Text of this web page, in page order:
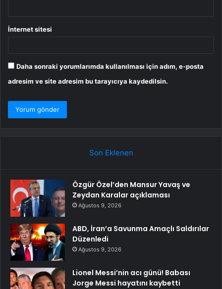
İnternet sitesi
Daha sonraki yorumlarımda kullanılması için adım, e-posta
adresim ve site adresim bu tarayıcıya kaydedilsin.
Son Eklenen
Özgür Özel’den Mansur Yavaş ve
Zeydan Karalar açıklaması
Ağustos 9, 2026
ABD, İran’a Savunma Amaçlı Saldırılar
Düzenledi
Ağustos 9, 2026
Lionel Messi’nin acı günü! Babası
Jorge Messi hayatını kaybetti